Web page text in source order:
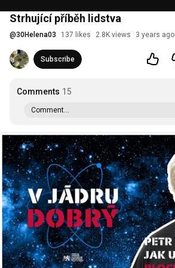
Strhující příběh lidstva
@30Helena03 137 likes 2.8K views 3 years ago
Subscribe
Comments 15
Comment...